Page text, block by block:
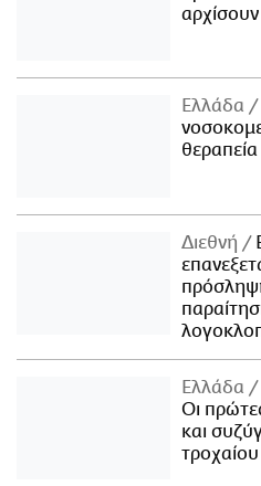
αρχίσουν
Ελλάδα
Διεθνή
Ελλάδα
Οι
και
τροχαίου